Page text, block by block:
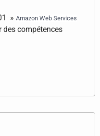
» Amazon Web Services
des compétences